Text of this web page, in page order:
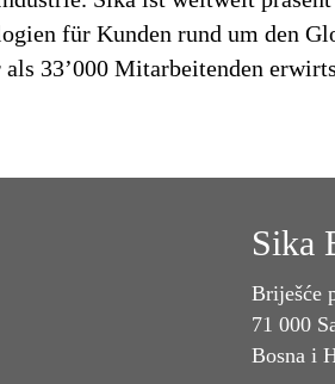
für Kunden rund um den
33’000 Mitarbeitenden
Sika
Briješće
71 000
Bosna i